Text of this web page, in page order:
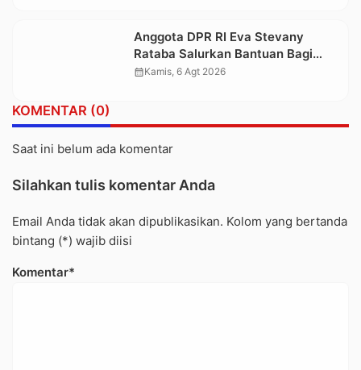
Anggota DPR RI Eva Stevany
Rataba Salurkan Bantuan Bagi
Warga Terdampak Longsor di
calendar_monthKamis, 6 Agt 2026
KOMENTAR (0)
Saat ini belum ada komentar
Silahkan tulis komentar Anda
Email Anda tidak akan dipublikasikan. Kolom yang bertanda
bintang (*) wajib diisi
Komentar*